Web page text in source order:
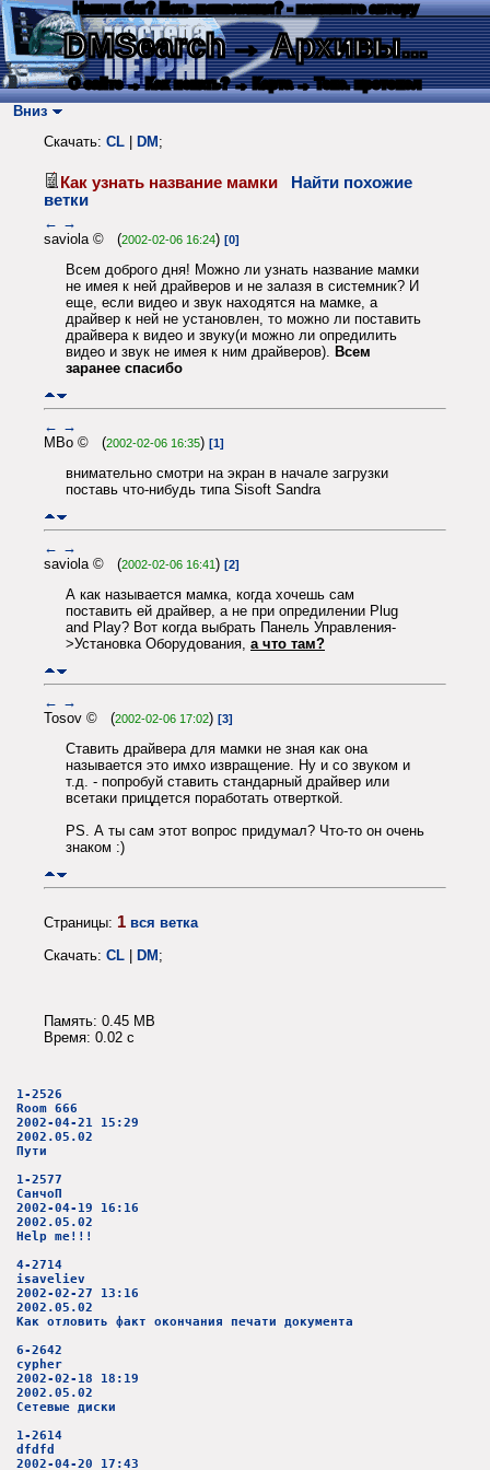
Нашли баг? Есть пожелания? - напишите автору
DMSearch→ Архивы...
О сайте → Как искать? → Карта → Текс. протокол
Вниз
Скачать: CL DM ;
Как узнать название мамки
Найти похожие
ветки
← →
saviola © (2002-02-06 16:24) [0]
Всем доброго дня! Можно ли узнать название мамки
не имея к ней драйверов и не залазя в системник? И
еще, если видео и звук находятся на мамке, а
драйвер к ней не установлен, то можно ли поставить
драйвера к видео и звуку(и можно ли опредилить
видео и звук не имея к ним драйверов). Всем
заранее спасибо
← →
MBo © (2002-02-06 16:35) [1]
внимательно смотри на экран в начале загрузки
поставь что-нибудь типа Sisoft Sandra
← →
saviola © (2002-02-06 16:41) [2]
А как называется мамка, когда хочешь сам
поставить ей драйвер, а не при опредилении Plug
and Play? Вот когда выбрать Панель Управления-
>Установка Оборудования, а что там?
← →
Tosov © (2002-02-06 17:02) [3]
Ставить драйвера для мамки не зная как она
называется это имхо извращение. Ну и со звуком и
т.д. - попробуй ставить стандарный драйвер или
всетаки прицдется поработать отверткой.
PS. А ты сам этот вопрос придумал? Что-то он очень
знаком :)
Страницы: 1 вся ветка
Скачать: CL | DM;
Память: 0.45 MB
Время: 0.02 c
1-2526
Room 666
2002-04-21 15:29
2002.05.02
Пути
1-2577
СанчоП
2002-04-19 16:16
2002.05.02
Help me!!!
4-2714
isaveliev
2002-02-27 13:16
2002.05.02
Как отловить факт окончания печати документа
6-2642
cypher
2002-02-18 18:19
2002.05.02
Сетевые диски
1-2614
dfdfd
2002-04-20 17:43